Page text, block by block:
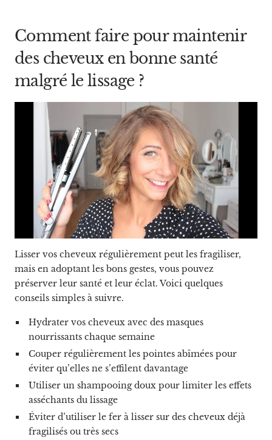
Comment faire pour maintenir
des cheveux en bonne santé
malgré le lissage ?
Lisser vos cheveux régulièrement peut les fragiliser,
mais en adoptant les bons gestes, vous pouvez
préserver leur santé et leur éclat. Voici quelques
conseils simples à suivre.
Hydrater vos cheveux avec des masques
nourrissants chaque semaine
Couper régulièrement les pointes abîmées pour
éviter qu’elles ne s’effilent davantage
Utiliser un shampooing doux pour limiter les effets
asséchants du lissage
Éviter d’utiliser le fer à lisser sur des cheveux déjà
fragilisés ou très secs